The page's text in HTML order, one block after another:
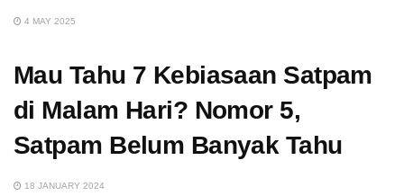
4 MAY 2025
Mau Tahu 7 Kebiasaan Satpam
di Malam Hari? Nomor 5,
Satpam Belum Banyak Tahu
18 JANUARY 2024